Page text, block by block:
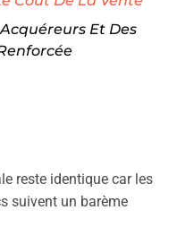
Et Des
reste identique car les
suivent un barème